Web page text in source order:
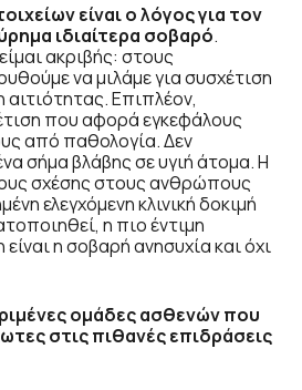
είναι ο λόγος για τον
ιδιαίτερα σοβαρό.
ακριβής: στους
να μιλάμε για συσχέτιση
αιτιότητας. Επιπλέον,
που αφορά εγκεφάλους
από παθολογία. Δεν
σήμα βλάβης σε υγιή άτομα. Η
σχέσης στους ανθρώπους
ελεγχόμενη κλινική δοκιμή
η πιο έντιμη
η σοβαρή ανησυχία και όχι
ομάδες ασθενών που
στις πιθανές επιδράσεις